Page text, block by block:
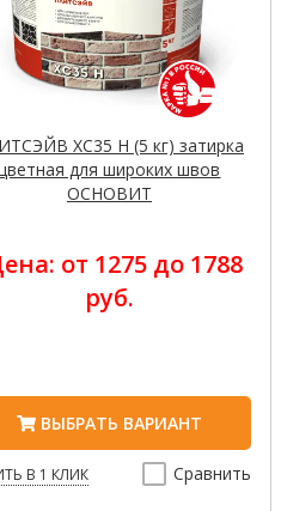
XC35 H (5 кг) затирка
для широких швов
ОСНОВИТ
от 1275 до 1788
руб.
ВЫБРАТЬ ВАРИАНТ
В 1 КЛИК Сравнить